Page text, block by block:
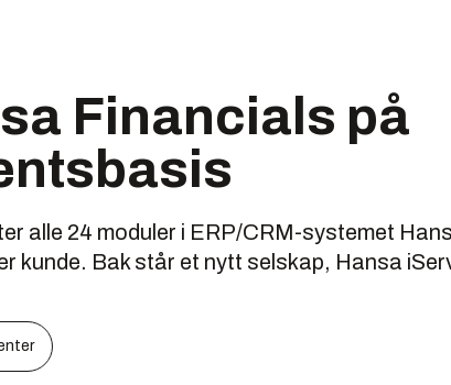
Financials på
alle 24 moduler i ERP/CRM-systemet
kunde. Bak står et nytt selskap, Hansa